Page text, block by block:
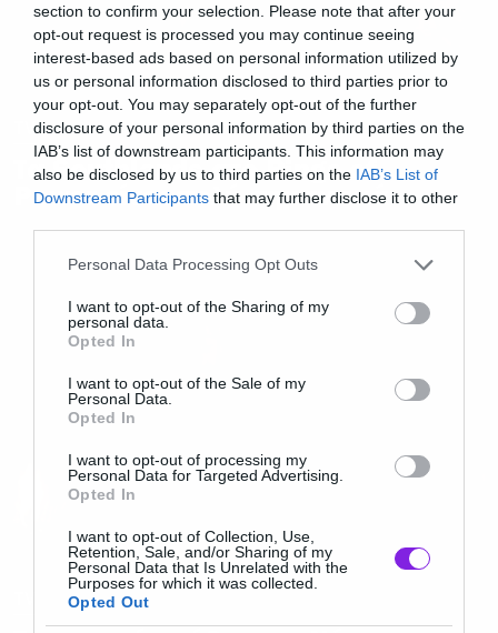
section to confirm your selection. Please note that after your
opt-out request is processed you may continue seeing
interest-based ads based on personal information utilized by
us or personal information disclosed to third parties prior to
your opt-out. You may separately opt-out of the further
disclosure of your personal information by third parties on the
IAB’s list of downstream participants. This information may
also be disclosed by us to third parties on the IAB’s List of
Downstream Participants that may further disclose it to other
Please note that this website/app uses one or more Google
not limited to your visit or usage behaviour. You may click to
grant or deny consent to Google and its third-party tags to
use your data for below specified purposes in below Google
consent section.
Personal Data Processing Opt Outs
I want to opt-out of the Sharing of my
personal data.
Opted In
I want to opt-out of the Sale of my
Personal Data.
Opted In
I want to opt-out of processing my
Personal Data for Targeted Advertising.
Opted In
I want to opt-out of Collection, Use,
Retention, Sale, and/or Sharing of my
Personal Data that Is Unrelated with the
Purposes for which it was collected.
Opted Out
TV
Τα Southlands στο Rings of
Power είναι πολύ σημαντικά